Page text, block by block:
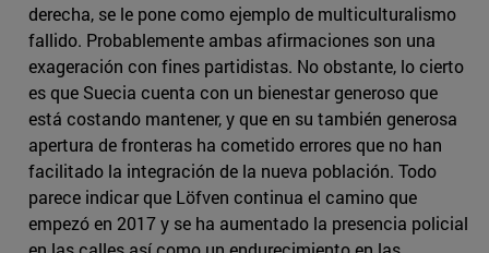
derecha, se le pone como ejemplo de multiculturalismo
fallido. Probablemente ambas afirmaciones son una
exageración con fines partidistas. No obstante, lo cierto
es que Suecia cuenta con un bienestar generoso que
está costando mantener, y que en su también generosa
apertura de fronteras ha cometido errores que no han
facilitado la integración de la nueva población. Todo
parece indicar que Löfven continua el camino que
empezó en 2017 y se ha aumentado la presencia policial